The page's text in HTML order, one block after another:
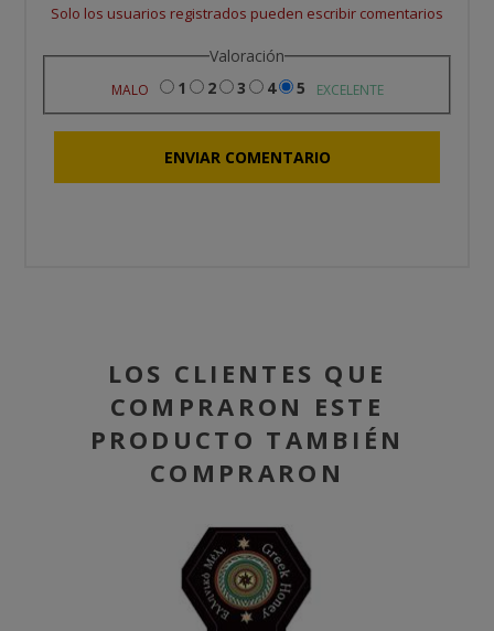
Solo los usuarios registrados pueden escribir comentarios
Valoración
MALO 1 2 3 4 5 EXCELENTE
LOS CLIENTES QUE
COMPRARON ESTE
PRODUCTO TAMBIÉN
COMPRARON